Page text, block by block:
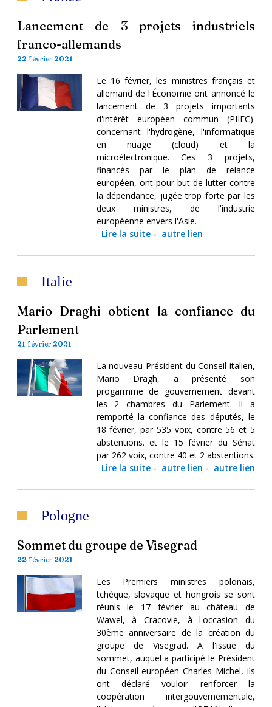
Lancement de 3 projets industriels
franco-allemands
22 février 2021
Le 16 février, les ministres français et
allemand de l'Économie ont annoncé le
lancement de 3 projets importants
d'intérêt européen commun (PIIEC).
concernant l'hydrogène, l'informatique
en nuage (cloud) et la
microélectronique. Ces 3 projets,
financés par le plan de relance
européen, ont pour but de lutter contre
la dépendance, jugée trop forte par les
deux ministres, de l'industrie
européenne envers l'Asie.
Lire la suite- autre lien
Italie
Mario Draghi obtient la confiance du
Parlement
21 février 2021
La nouveau Président du Conseil italien,
Mario Dragh, a présenté son
progarmme de gouvernement devant
les 2 chambres du Parlement. Il a
remporté la confiance des députés, le
18 février, par 535 voix, contre 56 et 5
abstentions. et le 15 février du Sénat
par 262 voix, contre 40 et 2 abstentions.
Lire la suite- autre lien - autre lien
Pologne
Sommet du groupe de Visegrad
22 février 2021
Les Premiers ministres polonais,
tchèque, slovaque et hongrois se sont
réunis le 17 février au château de
Wawel, à Cracovie, à l'occasion du
30ème anniversaire de la création du
groupe de Visegrad. A l'issue du
sommet, auquel a participé le Président
du Conseil européen Charles Michel, ils
ont déclaré vouloir renforcer la
coopération intergouvernementale,